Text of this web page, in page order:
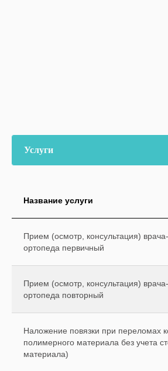
Название услуги
Прием (осмотр, консультация)
ортопеда первичный
Прием (осмотр, консультация)
ортопеда повторный
Наложение повязки при переломах
полимерного материала без учета
материала)